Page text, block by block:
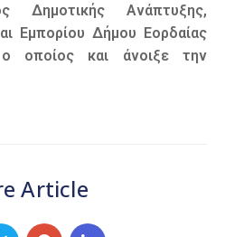
Δημοτικής Ανάπτυξης,
Εμπορίου Δήμου Εορδαίας
ο οποίος και άνοιξε την
Article